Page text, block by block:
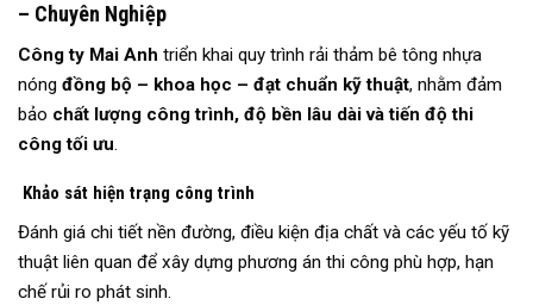
– Chuyên Nghiệp
Công ty Mai Anh triển khai quy trình rải thảm bê tông nhựa
nóng đồng bộ – khoa học – đạt chuẩn kỹ thuật, nhằm đảm
bảo chất lượng công trình, độ bền lâu dài và tiến độ thi
công tối ưu.
Khảo sát hiện trạng công trình
Đánh giá chi tiết nền đường, điều kiện địa chất và các yếu tố kỹ
thuật liên quan để xây dựng phương án thi công phù hợp, hạn
chế rủi ro phát sinh.